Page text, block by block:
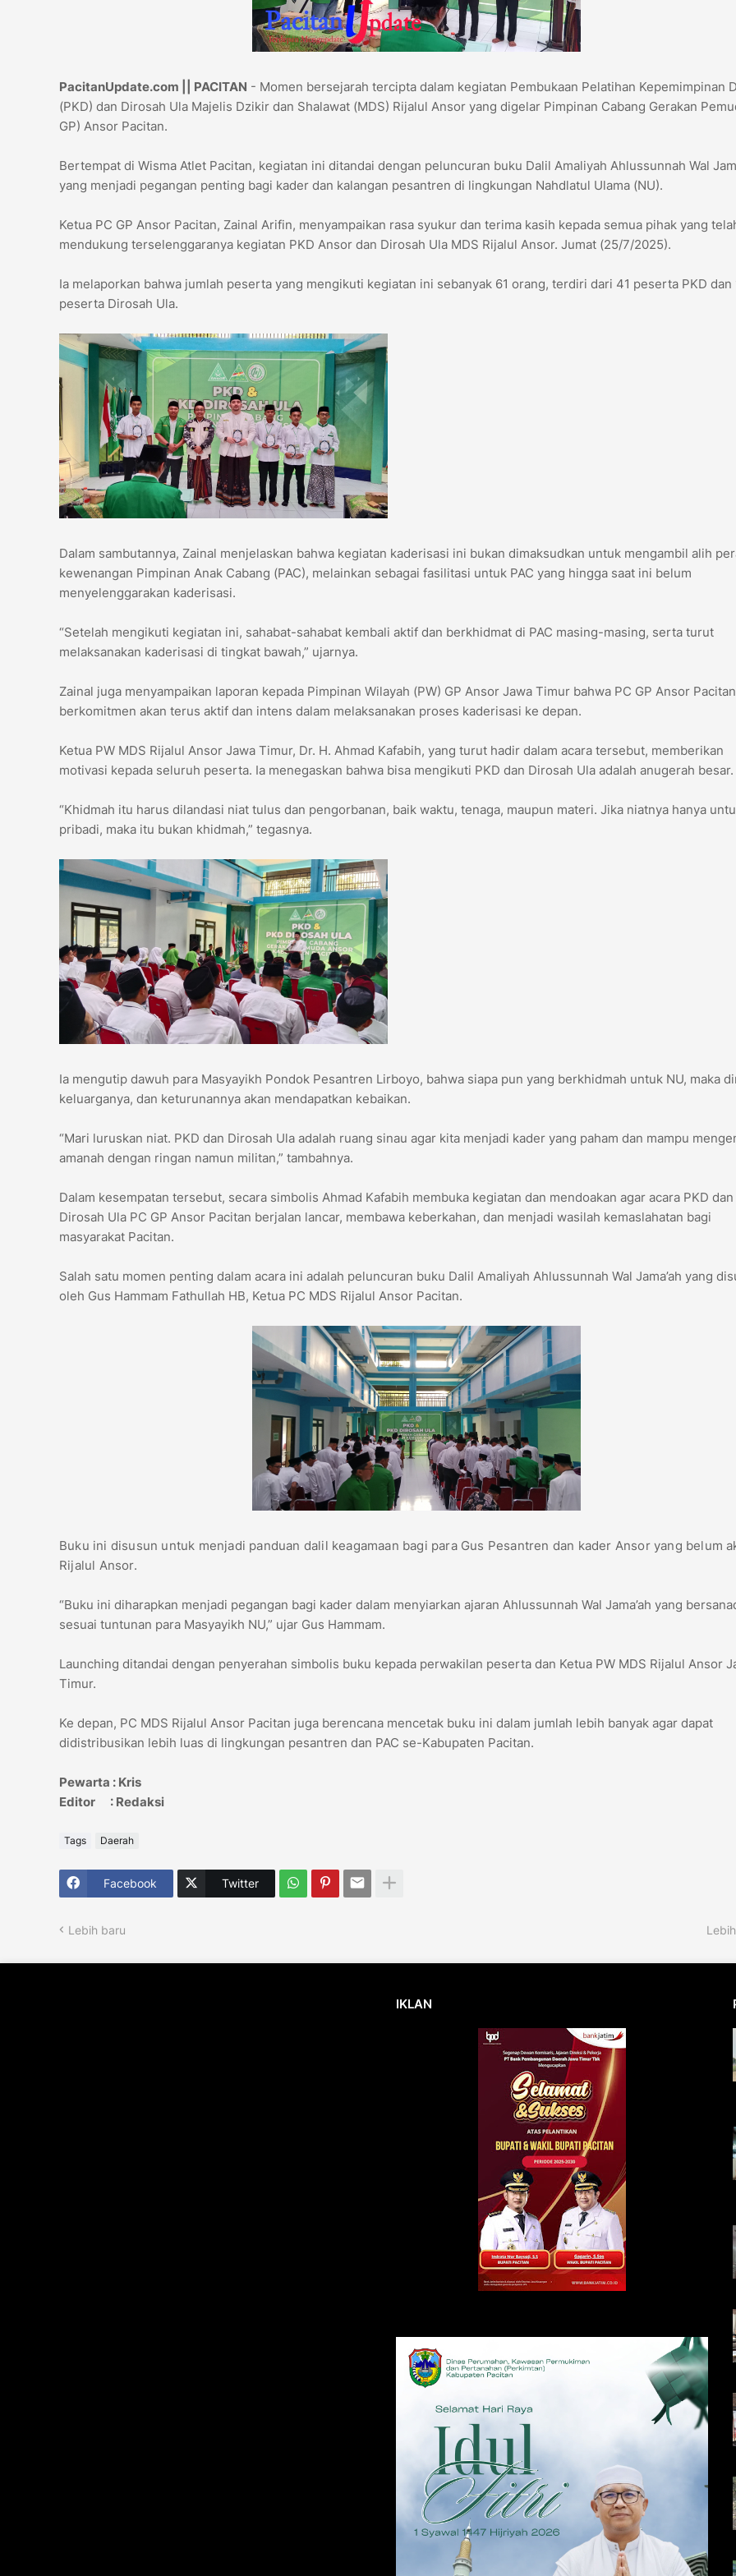
PacitanUpdate.com || PACITAN - Momen bersejarah tercipta dalam kegiatan Pembukaan Pelatihan Kepemimpinan
(PKD) dan Dirosah Ula Majelis Dzikir dan Shalawat (MDS) Rijalul Ansor yang digelar Pimpinan Cabang Gerakan
GP) Ansor Pacitan.
Bertempat di Wisma Atlet Pacitan, kegiatan ini ditandai dengan peluncuran buku Dalil Amaliyah Ahlussunnah Wal
yang menjadi pegangan penting bagi kader dan kalangan pesantren di lingkungan Nahdlatul Ulama (NU).
Ketua PC GP Ansor Pacitan, Zainal Arifin, menyampaikan rasa syukur dan terima kasih kepada semua pihak yang
mendukung terselenggaranya kegiatan PKD Ansor dan Dirosah Ula MDS Rijalul Ansor. Jumat (25/7/2025).
Ia melaporkan bahwa jumlah peserta yang mengikuti kegiatan ini sebanyak 61 orang, terdiri dari 41 peserta PKD dan
peserta Dirosah Ula.
Dalam sambutannya, Zainal menjelaskan bahwa kegiatan kaderisasi ini bukan dimaksudkan untuk mengambil alih
kewenangan Pimpinan Anak Cabang (PAC), melainkan sebagai fasilitasi untuk PAC yang hingga saat ini belum
menyelenggarakan kaderisasi.
“Setelah mengikuti kegiatan ini, sahabat-sahabat kembali aktif dan berkhidmat di PAC masing-masing, serta turut
melaksanakan kaderisasi di tingkat bawah,” ujarnya.
Zainal juga menyampaikan laporan kepada Pimpinan Wilayah (PW) GP Ansor Jawa Timur bahwa PC GP Ansor Pacitan
berkomitmen akan terus aktif dan intens dalam melaksanakan proses kaderisasi ke depan.
Ketua PW MDS Rijalul Ansor Jawa Timur, Dr. H. Ahmad Kafabih, yang turut hadir dalam acara tersebut, memberikan
motivasi kepada seluruh peserta. Ia menegaskan bahwa bisa mengikuti PKD dan Dirosah Ula adalah anugerah besar.
“Khidmah itu harus dilandasi niat tulus dan pengorbanan, baik waktu, tenaga, maupun materi. Jika niatnya hanya
pribadi, maka itu bukan khidmah,” tegasnya.
Ia mengutip dawuh para Masyayikh Pondok Pesantren Lirboyo, bahwa siapa pun yang berkhidmah untuk NU, maka
keluarganya, dan keturunannya akan mendapatkan kebaikan.
“Mari luruskan niat. PKD dan Dirosah Ula adalah ruang sinau agar kita menjadi kader yang paham dan mampu
amanah dengan ringan namun militan,” tambahnya.
Dalam kesempatan tersebut, secara simbolis Ahmad Kafabih membuka kegiatan dan mendoakan agar acara PKD dan
Dirosah Ula PC GP Ansor Pacitan berjalan lancar, membawa keberkahan, dan menjadi wasilah kemaslahatan bagi
masyarakat Pacitan.
Salah satu momen penting dalam acara ini adalah peluncuran buku Dalil Amaliyah Ahlussunnah Wal Jama’ah yang
oleh Gus Hammam Fathullah HB, Ketua PC MDS Rijalul Ansor Pacitan.
Buku ini disusun untuk menjadi panduan dalil keagamaan bagi para Gus Pesantren dan kader Ansor yang belum
Rijalul Ansor.
“Buku ini diharapkan menjadi pegangan bagi kader dalam menyiarkan ajaran Ahlussunnah Wal Jama’ah yang
sesuai tuntunan para Masyayikh NU,” ujar Gus Hammam.
Launching ditandai dengan penyerahan simbolis buku kepada perwakilan peserta dan Ketua PW MDS Rijalul Ansor
Timur.
Ke depan, PC MDS Rijalul Ansor Pacitan juga berencana mencetak buku ini dalam jumlah lebih banyak agar dapat
didistribusikan lebih luas di lingkungan pesantren dan PAC se-Kabupaten Pacitan.
Pewarta : Kris
Editor : Redaksi
Tags Daerah
Facebook Twitter
Lebih baru
IKLAN